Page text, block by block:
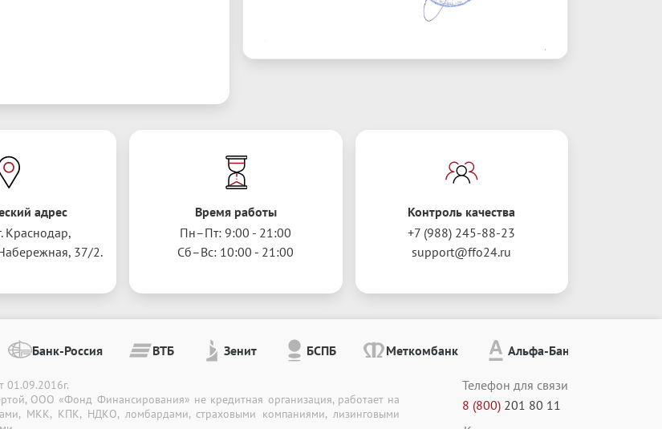
адрес
Краснодар,
37/2.
Время работы
Пн–Пт: 9:00 - 21:00
Сб–Вс: 10:00 - 21:00
Контроль качества
+7 (988) 245-88-23
support@ffo24.ru
Банк-Россия ВТБ Зенит БСПБ Меткомбанк Альфа-Банк
01.09.2016г.
ООО «Фонд Финансирования» не кредитная организация, работает на
МКК, КПК, НДКО, ломбардами, страховыми компаниями, лизинговыми
Телефон для связи
8 (800) 201 80 11